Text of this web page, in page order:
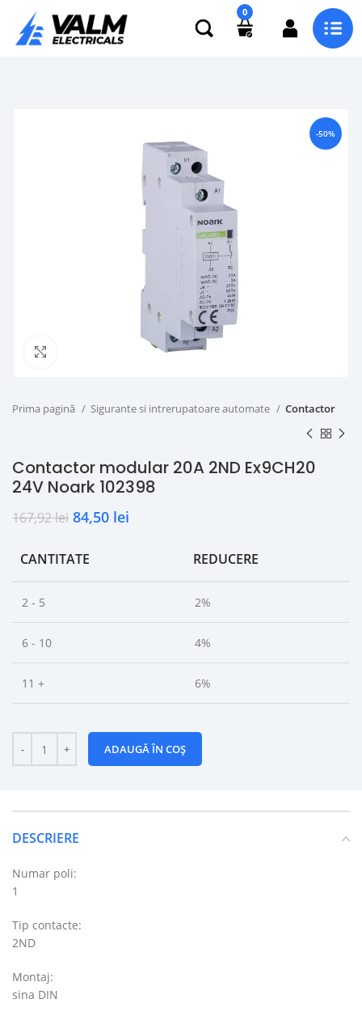
0
-50%
Prima pagină Sigurante si intrerupatoare automate Contactor
Contactor modular 20A 2ND Ex9CH20
24V Noark 102398
167,92lei 84,50 lei
CANTITATE REDUCERE
2 - 5 2%
6 - 10 4%
11 + 6%
ADAUGĂ ÎN COȘ
DESCRIERE
Numar poli:
1
Tip contacte:
2ND
Montaj:
sina DIN